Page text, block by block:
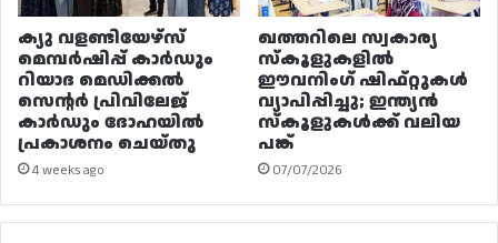
ക്യു വളണ്ടിയേഴ്‌സ്
മെമ്പർഷിപ്പ് കാർഡും
റിയാദ മെഡിക്കൽ
സെന്റർ പ്രിവിലേജ്
കാർഡും ദോഹയിൽ
പ്രകാശനം ചെയ്തു
4 weeks ago
ഖത്തറിലെ സ്വകാര്യ
സ്കൂളുകളിൽ
ഈവനിംഗ് ഷിഫ്റ്റുകൾ
വ്യാപിപ്പിച്ചു; ഇന്ത്യൻ
സ്കൂളുകൾക്ക് വലിയ
പങ്ക്
07/07/2026